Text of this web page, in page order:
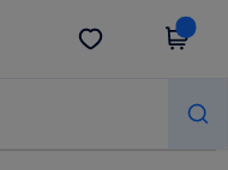
Hent app